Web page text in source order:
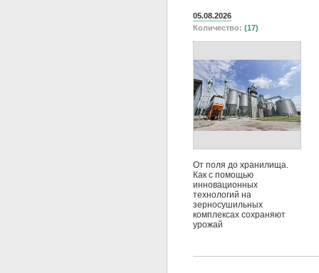
05.08.2026
Количество: (17)
От поля до хранилища.
Как с помощью
инновационных
технологий на
зерносушильных
комплексах сохраняют
урожай